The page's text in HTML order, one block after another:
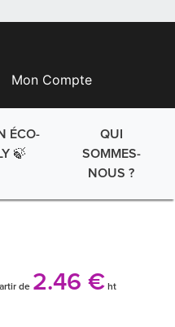
Mon Compte
ÉCO-
🍃
QUI
SOMMES-
NOUS ?
de 2.46 € ht